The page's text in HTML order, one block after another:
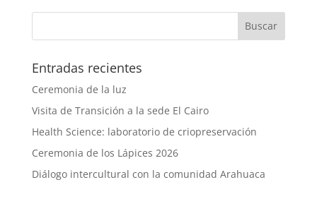
Entradas recientes
Ceremonia de la luz
Visita de Transición a la sede El Cairo
Health Science: laboratorio de criopreservación
Ceremonia de los Lápices 2026
Diálogo intercultural con la comunidad Arahuaca